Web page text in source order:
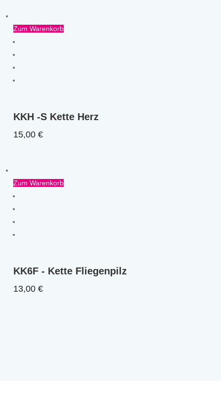
Zum Warenkorb
KKH -S Kette Herz
15,00€
Zum Warenkorb
KK6F - Kette Fliegenpilz
13,00€